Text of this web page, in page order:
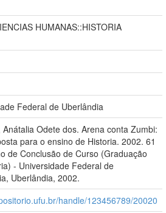
HUMANAS::HISTORIA
Federal de Uberlândia
Anátalia Odete dos. Arena conta Zumbi:
para o ensino de Historia. 2002. 61
de Conclusão de Curso (Graduação
- Universidade Federal de
Uberlândia, 2002.
handle/123456789/20020